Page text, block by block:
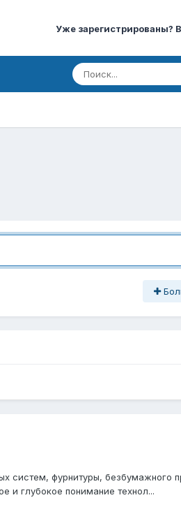
Уже зарегистрированы?
систем, фурнитуры, безбумажного
и глубокое понимание технол...